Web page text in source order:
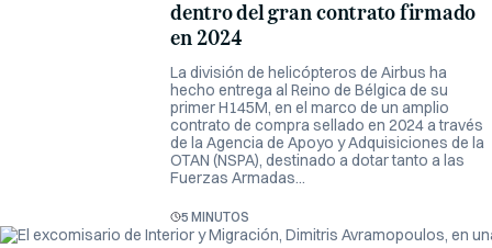
dentro del gran contrato firmado
en 2024
La división de helicópteros de Airbus ha
hecho entrega al Reino de Bélgica de su
primer H145M, en el marco de un amplio
contrato de compra sellado en 2024 a través
de la Agencia de Apoyo y Adquisiciones de la
OTAN (NSPA), destinado a dotar tanto a las
Fuerzas Armadas...
5 MINUTOS